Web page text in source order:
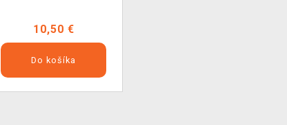
10,50 €
Do košíka